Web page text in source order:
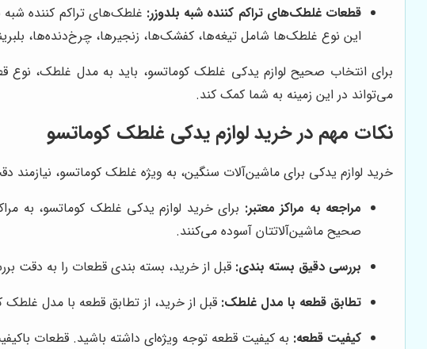
قطعات غلطک‌های تراکم کننده شبه بلدوزر: غلطک‌های تراکم کننده شبه
این نوع غلطک‌ها شامل تیغه‌ها، کفشک‌ها، زنجیرها، چرخ‌دنده‌ها،
برای انتخاب صحیح لوازم یدکی غلطک کوماتسو، باید به مدل غلطک، نوع
می‌تواند در این زمینه به شما کمک کند.
نکات مهم در خرید لوازم یدکی غلطک کوماتسو
خرید لوازم یدکی برای ماشین‌آلات سنگین، به ویژه غلطک کوماتسو،
مراجعه به مراکز معتبر: برای خرید لوازم یدکی غلطک کوماتسو، به
صحیح ماشین‌آلاتتان آسوده می‌کنند.
بررسی دقیق بسته بندی: قبل از خرید، بسته بندی قطعات را به دقت
تطابق قطعه با مدل غلطک: قبل از خرید، از تطابق قطعه با مدل
کیفیت قطعه: به کیفیت قطعه توجه ویژه‌ای داشته باشید. قطعات